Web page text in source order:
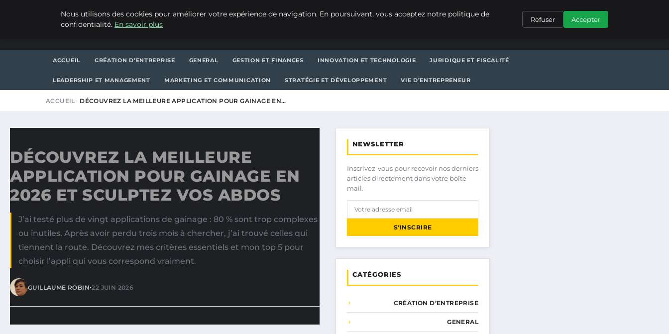
ACCUEIL CRÉATION D’ENTREPRISE GENERAL GESTION ET FINANCES INNOVATION ET TECHNOLOGIE JURIDIQUE ET FISCALITÉ
LEADERSHIP ET MANAGEMENT MARKETING ET COMMUNICATION STRATÉGIE ET DÉVELOPPEMENT VIE D’ENTREPRENEUR
ACCUEIL DÉCOUVREZ LA MEILLEURE APPLICATION POUR GAINAGE EN…
DÉCOUVREZ LA MEILLEURE
APPLICATION POUR GAINAGE EN
2026 ET SCULPTEZ VOS ABDOS
J’ai testé plus de vingt applications de gainage : 80 % sont trop complexes
ou inutiles. Après avoir perdu trois mois à chercher, j’ai trouvé celles qui
tiennent la route. Découvrez mes critères essentiels et mon top 5 pour
choisir l’appli qui vous correspond vraiment.
GUILLAUME ROBIN•22 JUIN 2026
NEWSLETTER
Inscrivez-vous pour recevoir nos derniers
articles directement dans votre boîte
mail.
S'INSCRIRE
CATÉGORIES
CRÉATION D’ENTREPRISE
GENERAL
Nous utilisons des cookies pour améliorer votre expérience de navigation. En poursuivant, vous acceptez notre politique de
confidentialité. En savoir plus
Refuser Accepter